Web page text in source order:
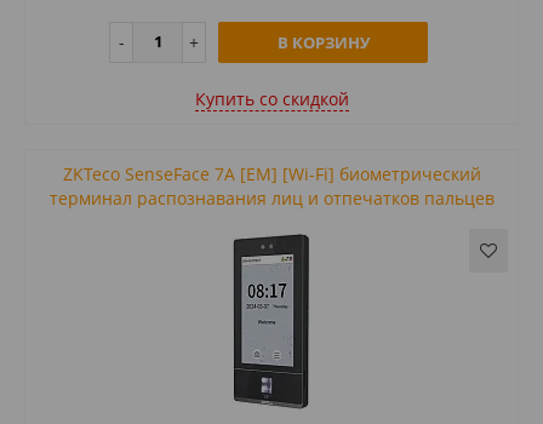
В КОРЗИНУ
Купить cо скидкой
ZKTeco SenseFace 7A [EM] [Wi-Fi] биометрический
терминал распознавания лиц и отпечатков пальцев